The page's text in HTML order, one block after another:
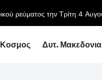
Κοσμος Δυτ. Μακεδονια